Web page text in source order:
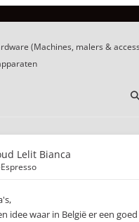
(Machines, malers &
Lelit Bianca
idee waar in België er een